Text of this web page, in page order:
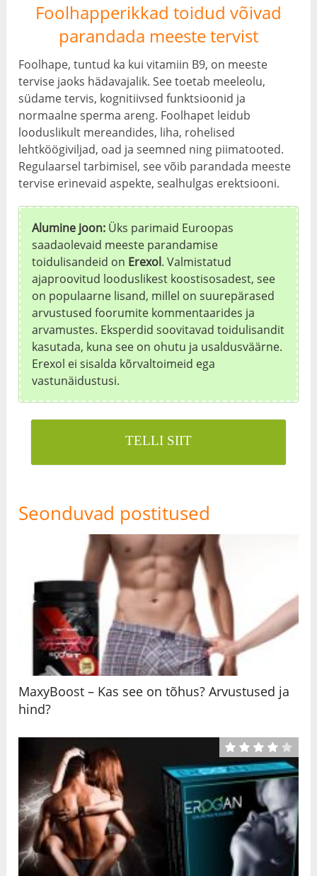
Foolhapperikkad toidud võivad
parandada meeste tervist
Foolhape, tuntud ka kui vitamiin B9, on meeste
tervise jaoks hädavajalik. See toetab meeleolu,
südame tervis, kognitiivsed funktsioonid ja
normaalne sperma areng. Foolhapet leidub
looduslikult mereandides, liha, rohelised
lehtköögiviljad, oad ja seemned ning piimatooted.
Regulaarsel tarbimisel, see võib parandada meeste
tervise erinevaid aspekte, sealhulgas erektsiooni.
Alumine joon: Üks parimaid Euroopas
saadaolevaid meeste parandamise
toidulisandeid on Erexol. Valmistatud
ajaproovitud looduslikest koostisosadest, see
on populaarne lisand, millel on suurepärased
arvustused foorumite kommentaarides ja
arvamustes. Eksperdid soovitavad toidulisandit
kasutada, kuna see on ohutu ja usaldusväärne.
Erexol ei sisalda kõrvaltoimeid ega
vastunäidustusi.
TELLI SIIT
Seonduvad postitused
MaxyBoost – Kas see on tõhus? Arvustused ja
hind?